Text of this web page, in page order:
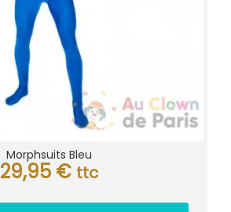
Morphsuits Bleu
29,95 € ttc